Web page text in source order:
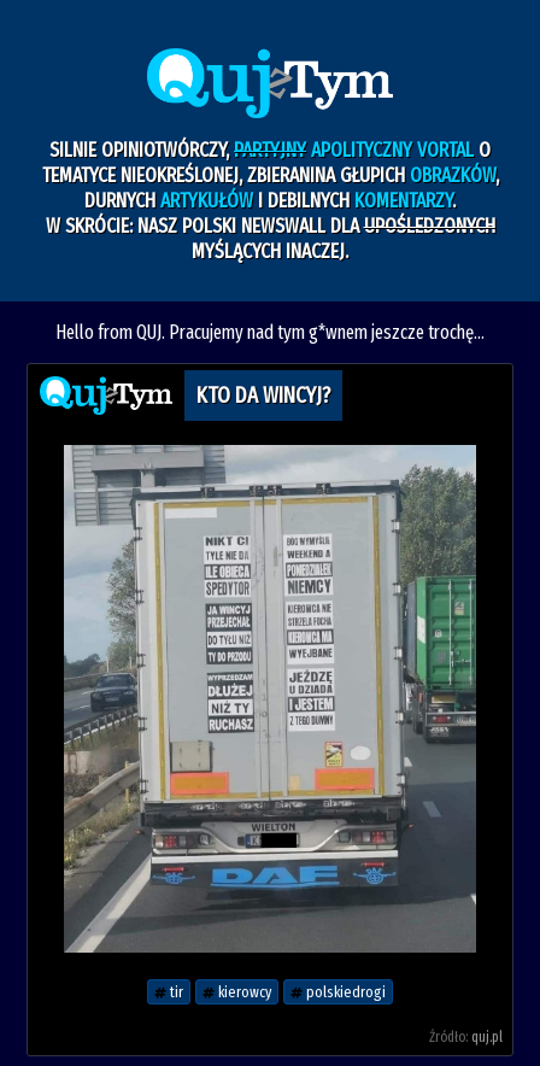
SILNIE OPINIOTWÓRCZY,PARTYJNYAPOLITYCZNY VORTALO
TEMATYCE NIEOKREŚLONEJ, ZBIERANINA GŁUPICHOBRAZKÓW,
DURNYCHARTYKUŁÓWI DEBILNYCHKOMENTARZY.
W SKRÓCIE: NASZ POLSKI NEWSWALL DLAUPOŚLEDZONYCH
MYŚLĄCYCH INACZEJ.
Hello from QUJ. Pracujemy nad tym g*wnem jeszcze trochę...
KTO DA WINCYJ?
tir kierowcy polskiedrogi
Źródło: quj.pl